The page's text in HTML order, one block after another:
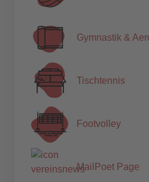
Gymnastik &
Tischtennis
Footvolley
MailPoet Page